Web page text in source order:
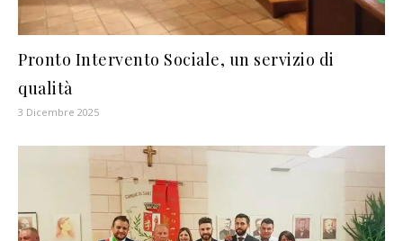
Pronto Intervento Sociale, un servizio di
qualità
3 Dicembre 2025